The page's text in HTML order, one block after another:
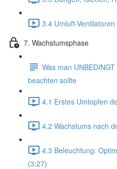
3.4 Umluft-
7. Wachstumsphase
Was man
beachten sollte
4.1 Erstes Umtopfen
4.2 Wachstums nach
4.3 Beleuchtung:
(3:27)